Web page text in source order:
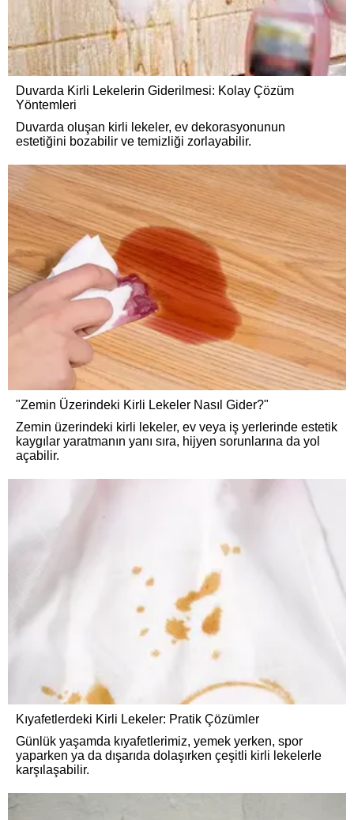
Duvarda Kirli Lekelerin Giderilmesi: Kolay Çözüm
Yöntemleri
Duvarda oluşan kirli lekeler, ev dekorasyonunun
estetiğini bozabilir ve temizliği zorlayabilir.
"Zemin Üzerindeki Kirli Lekeler Nasıl Gider?"
Zemin üzerindeki kirli lekeler, ev veya iş yerlerinde estetik
kaygılar yaratmanın yanı sıra, hijyen sorunlarına da yol
açabilir.
Kıyafetlerdeki Kirli Lekeler: Pratik Çözümler
Günlük yaşamda kıyafetlerimiz, yemek yerken, spor
yaparken ya da dışarıda dolaşırken çeşitli kirli lekelerle
karşılaşabilir.